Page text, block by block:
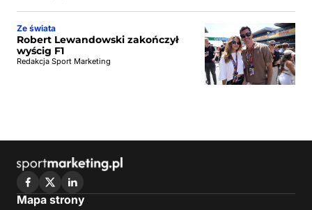
Ze świata
Robert Lewandowski zakończył
wyścig F1
Redakcja Sport Marketing
Mapa strony